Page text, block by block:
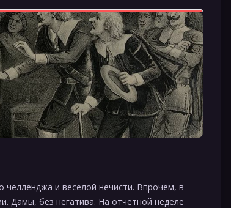
челленджа и веселой нечисти. Впрочем, в
Дамы, без негатива. На отчетной неделе